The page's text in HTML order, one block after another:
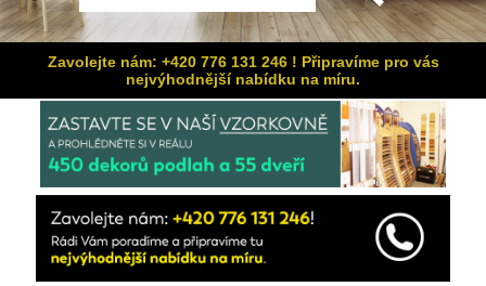
Zavolejte nám: +420 776 131 246 ! Připravíme pro vás
nejvýhodnější nabídku na míru.